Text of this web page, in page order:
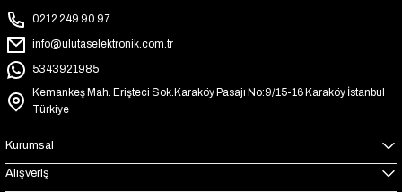
0212 249 90 97
info@ulutaselektronik.com.tr
5343921985
Kemankeş Mah. Erişteci Sok.Karaköy Pasajı No:9/15-16 Karaköy İstanbul
Türkiye
Kurumsal
Alışveriş